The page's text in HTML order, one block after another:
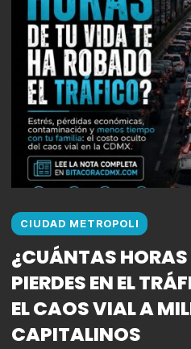
CIUDAD METROPOLI
¿CUÁNTAS
PIERDES EN EL
EL CAOS VIAL A
CAPITALINOS